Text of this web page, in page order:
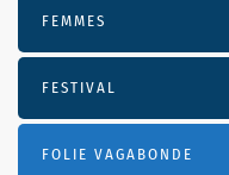
FEMMES
FESTIVAL
FOLIE VAGABONDE